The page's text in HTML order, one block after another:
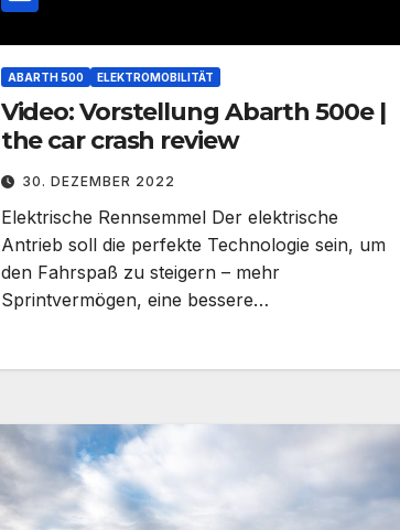
ABARTH 500 ELEKTROMOBILITÄT
Video: Vorstellung Abarth 500e |
the car crash review
30. DEZEMBER 2022
Elektrische Rennsemmel Der elektrische
Antrieb soll die perfekte Technologie sein, um
den Fahrspaß zu steigern – mehr
Sprintvermögen, eine bessere…